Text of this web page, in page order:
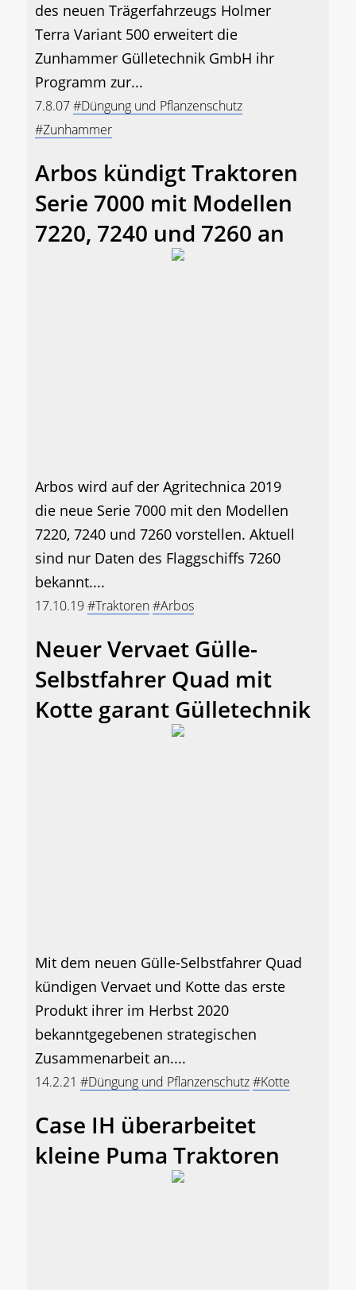
des neuen Trägerfahrzeugs Holmer
Terra Variant 500 erweitert die
Zunhammer Gülletechnik GmbH ihr
Programm zur...
7.8.07#Düngung und Pflanzenschutz
#Zunhammer
Arbos kündigt Traktoren
Serie 7000 mit Modellen
7220, 7240 und 7260 an
Arbos wird auf der Agritechnica 2019
die neue Serie 7000 mit den Modellen
7220, 7240 und 7260 vorstellen. Aktuell
sind nur Daten des Flaggschiffs 7260
bekannt....
17.10.19 #Traktoren#Arbos
Neuer Vervaet Gülle-
Selbstfahrer Quad mit
Kotte garant Gülletechnik
Mit dem neuen Gülle-Selbstfahrer Quad
kündigen Vervaet und Kotte das erste
Produkt ihrer im Herbst 2020
bekanntgegebenen strategischen
Zusammenarbeit an....
14.2.21 #Düngung und Pflanzenschutz#Kotte
Case IH überarbeitet
kleine Puma Traktoren